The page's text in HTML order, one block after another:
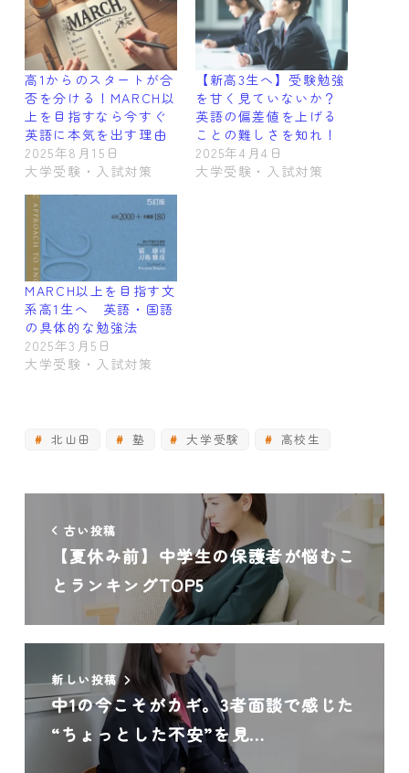
高1からのスタートが合
否を分ける！MARCH以
上を目指すなら今すぐ
英語に本気を出す理由
2025年8月15日
大学受験・入試対策
【新高3生へ】受験勉強
を甘く見ていないか？
英語の偏差値を上げる
ことの難しさを知れ！
2025年4月4日
大学受験・入試対策
MARCH以上を目指す文
系高1生へ 英語・国語
の具体的な勉強法
2025年3月5日
大学受験・入試対策
北山田 塾 大学受験 高校生
古い投稿
【夏休み前】中学生の保護者が悩むこ
とランキングTOP5
新しい投稿
中1の今こそがカギ。3者面談で感じた
“ちょっとした不安”を見…